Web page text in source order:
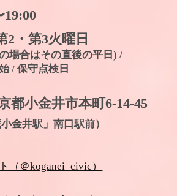
19:00
2・第3火曜日
の場合はその直後の平日) /
/ 保守点検日
都小金井市本町6-14-45
金井駅」南口駅前）
（＠koganei_civic）